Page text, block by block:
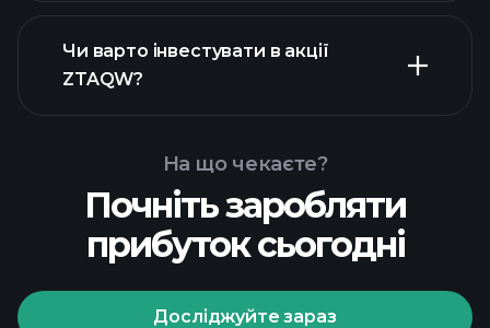
фінансових звітах ZTAQW
Playtrade Tournaments
Чи варто інвестувати в акції
ZTAQW?
На що чекаєте?
Почніть заробляти
прибуток сьогодні
Досліджуйте зараз